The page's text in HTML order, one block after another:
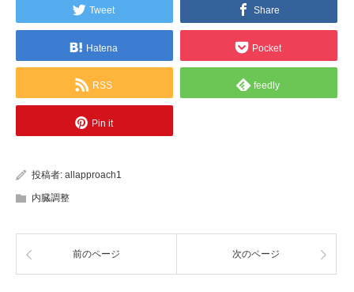
Tweet Share
Hatena Pocket
RSS feedly
Pin it
投稿者: allapproach1
内臓調整
前のページ 次のページ